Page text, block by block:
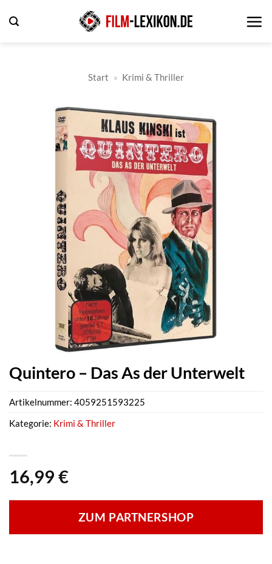
Inhalt
Start » Krimi & Thriller
Quintero – Das As der Unterwelt
16,99 €
ZUM PARTNERSHOP
Artikelnummer: 4059251593225
Kategorie: Krimi & Thriller